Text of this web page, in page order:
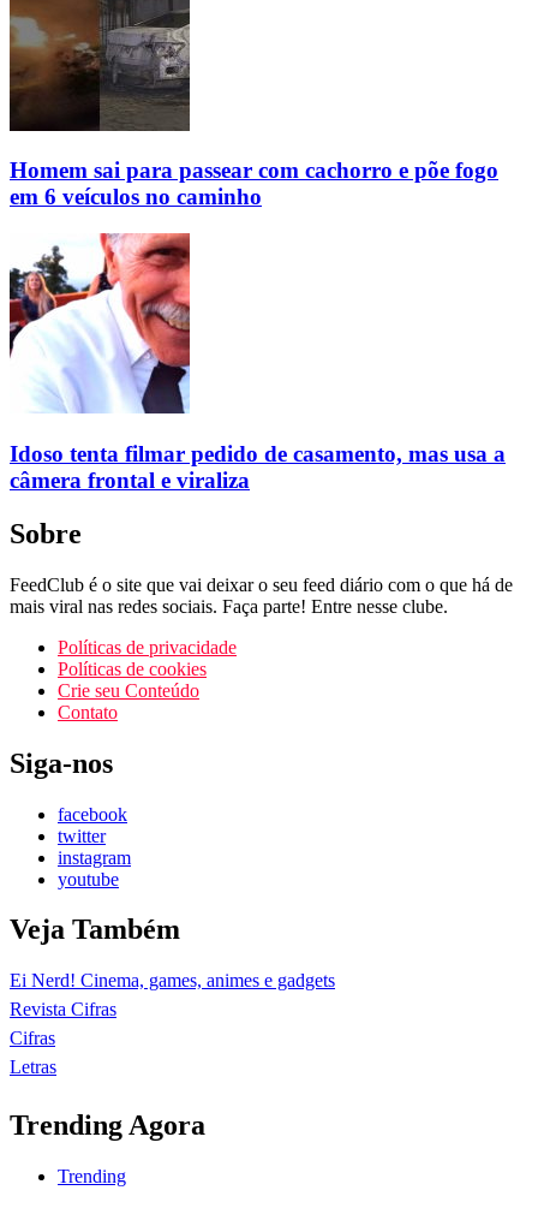
Homem sai para passear com cachorro e põe fogo
em 6 veículos no caminho
Idoso tenta filmar pedido de casamento, mas usa a
câmera frontal e viraliza
Sobre
FeedClub é o site que vai deixar o seu feed diário com o que há de
mais viral nas redes sociais. Faça parte! Entre nesse clube.
Políticas de privacidade
Políticas de cookies
Crie seu Conteúdo
Contato
Siga-nos
facebook
twitter
instagram
youtube
Veja Também
Ei Nerd! Cinema, games, animes e gadgets
Revista Cifras
Cifras
Letras
Trending Agora
Trending